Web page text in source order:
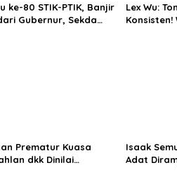
ke-80 STIK-PTIK, Banjir
Gubernur, Sekda
Lex Wu:
Prematur Kuasa
dkk Dinilai
Isaak
Adat